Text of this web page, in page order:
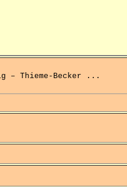
– Thieme-Becker ...